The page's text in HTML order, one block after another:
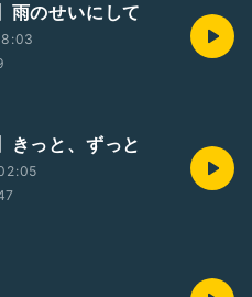
fire
fire
雨のせいにして
きっと、ずっと